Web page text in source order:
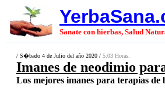
Sanate con hierbas, Salud
/ S�bado 4 de Julio del año 2020 / 5:03 Horas.
Imanes de neodimio
Los mejores imanes para terapias de